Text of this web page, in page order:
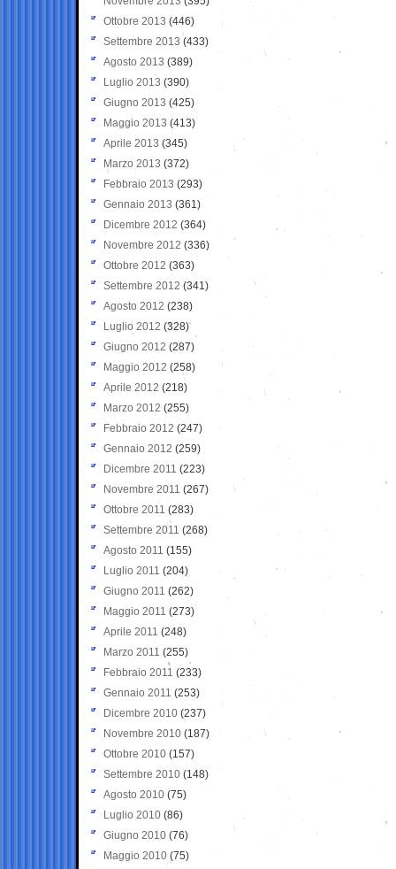
Ottobre 2013 (446)
Settembre 2013 (433)
Agosto 2013 (389)
Luglio 2013 (390)
Giugno 2013 (425)
Maggio 2013 (413)
Aprile 2013 (345)
Marzo 2013 (372)
Febbraio 2013 (293)
Gennaio 2013 (361)
Dicembre 2012 (364)
Novembre 2012 (336)
Ottobre 2012 (363)
Settembre 2012 (341)
Agosto 2012 (238)
Luglio 2012 (328)
Giugno 2012 (287)
Maggio 2012 (258)
Aprile 2012 (218)
Marzo 2012 (255)
Febbraio 2012 (247)
Gennaio 2012 (259)
Dicembre 2011 (223)
Novembre 2011 (267)
Ottobre 2011 (283)
Settembre 2011 (268)
Agosto 2011 (155)
Luglio 2011 (204)
Giugno 2011 (262)
Maggio 2011 (273)
Aprile 2011 (248)
Marzo 2011 (255)
Febbraio 2011 (233)
Gennaio 2011 (253)
Dicembre 2010 (237)
Novembre 2010 (187)
Ottobre 2010 (157)
Settembre 2010 (148)
Agosto 2010 (75)
Luglio 2010 (86)
Giugno 2010 (76)
Maggio 2010 (75)